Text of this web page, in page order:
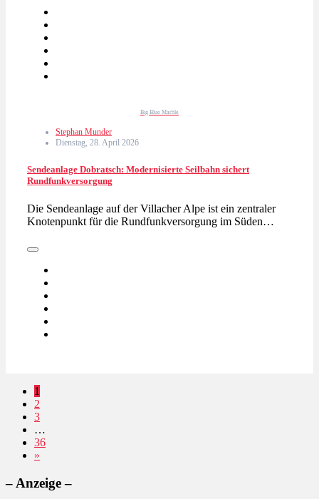
Big Blue Marble
Stephan Munder
Dienstag, 28. April 2026
Sendeanlage Dobratsch: Modernisierte Seilbahn sichert
Rundfunkversorgung
Die Sendeanlage auf der Villacher Alpe ist ein zentraler
Knotenpunkt für die Rundfunkversorgung im Süden…
1
2
3
…
36
»
– Anzeige –